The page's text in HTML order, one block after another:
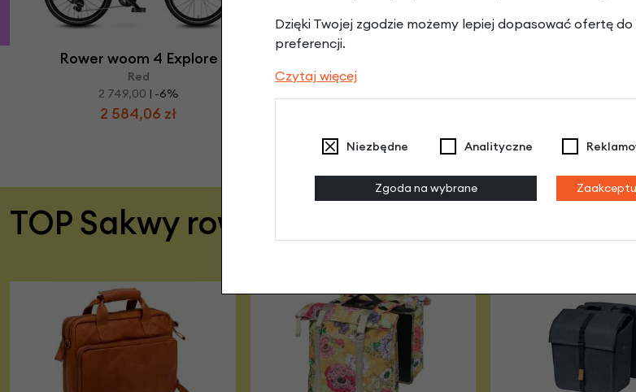
Rower woom 4 Explore
Red
2 749,00 | -6%
2 584,06 zł
TOP Sakwy rowerowe
Dzięki Twojej zgodzie możemy lepiej dopasować ofertę
preferencji.
Czytaj więcej
Niezbędne Analityczne
Zgoda na wybrane